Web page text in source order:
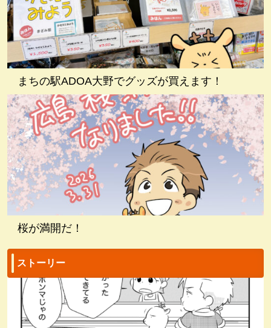
まちの駅ADOA大野でグッズが買えます！
桜が満開だ！
ストーリー